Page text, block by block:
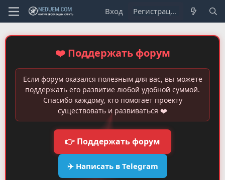
Вход Регистрация
❤️ Поддержать форум
Если форум оказался полезным для вас, вы можете
поддержать его развитие любой удобной суммой.
Спасибо каждому, кто помогает проекту
существовать и развиваться ❤️
👉 Поддержать форум
✈️ Написать в Telegram